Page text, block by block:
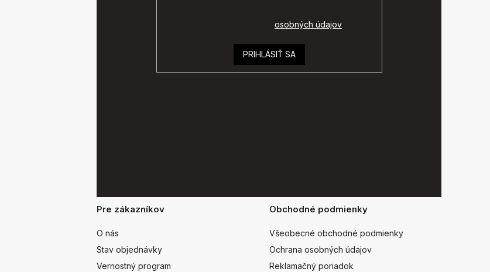
osobných údajov
PRIHLÁSIŤ SA
Pre zákazníkov
O nás
Stav objednávky
Vernostný program
Obchodné podmienky
Všeobecné obchodné podmienky
Ochrana osobných údajov
Reklamačný poriadok